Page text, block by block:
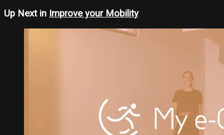
Up Next in Improve your Mobility